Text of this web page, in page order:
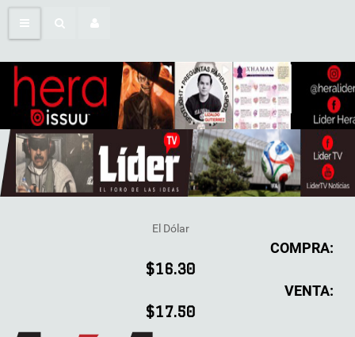
El Dólar
COMPRA:
$16.30
VENTA:
$17.50